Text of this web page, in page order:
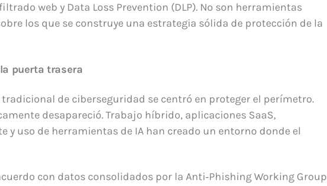
web y Data Loss Prevention (DLP). No son herramientas
los que se construye una estrategia sólida de protección de la
puerta trasera
de ciberseguridad se centró en proteger el perímetro.
desapareció. Trabajo híbrido, aplicaciones SaaS,
y uso de herramientas de IA han creado un entorno donde el
con datos consolidados por la Anti‑Phishing Working Group